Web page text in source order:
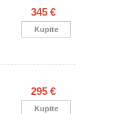
345 €
Kupite
295 €
Kupite